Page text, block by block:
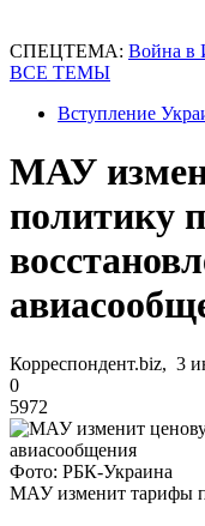
СПЕЦТЕМА: Война в
ВСЕ ТЕМЫ
Вступление
МАУ
политику
Корреспондент.biz, 3
0
5972
Фото: РБК-Украина
МАУ изменит тарифы